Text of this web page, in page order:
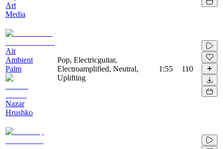
Art
Media
Air
Ambient
Palm
Nazar
Hrushko
Pop, Electricguitar,
Electroamplified, Neutral,
Uplifting
1:55 110